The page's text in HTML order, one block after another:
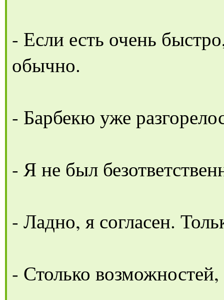
- Если есть очень
обычно.
- Барбекю уже
- Я не был
- Ладно, я согласен.
- Столько возможностей,